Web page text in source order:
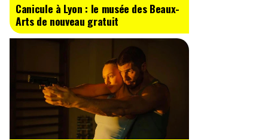
Canicule à Lyon : le musée des Beaux-
Arts de nouveau gratuit